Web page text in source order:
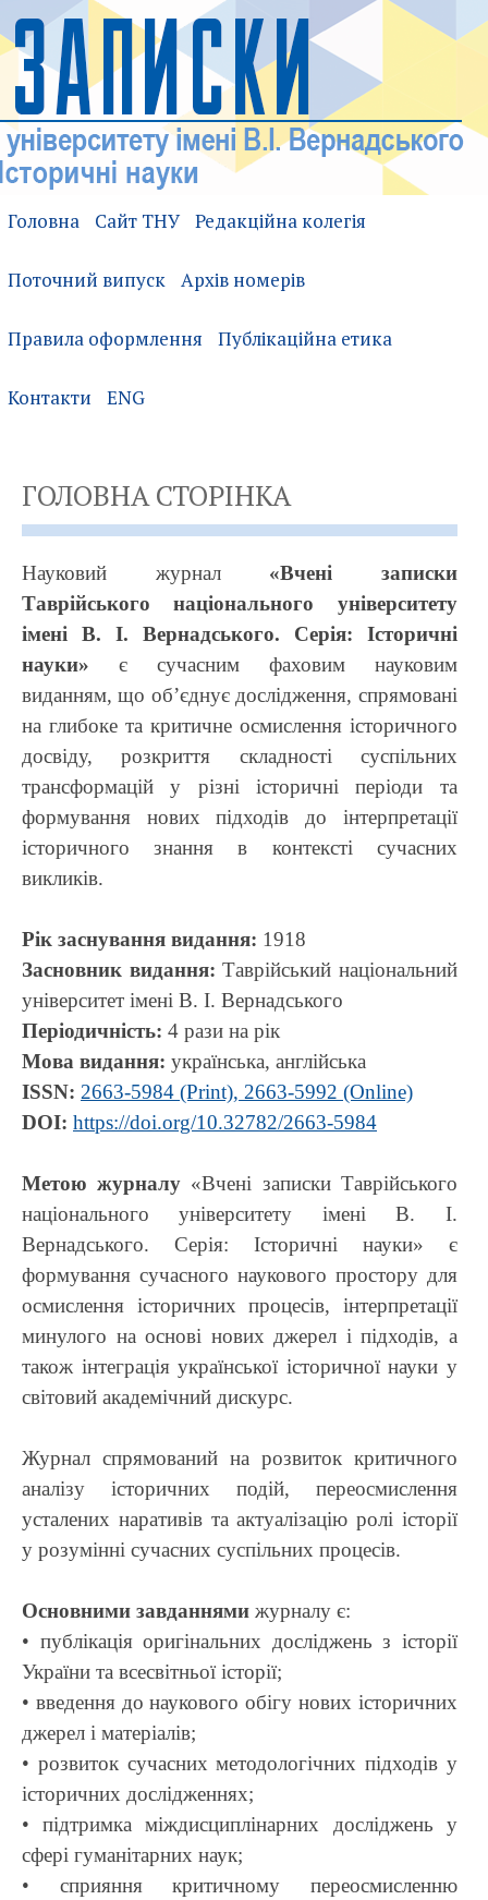
Головна Сайт ТНУ Редакційна колегія
Поточний випуск Архів номерів
Правила оформлення Публікаційна етика
Контакти ENG
ГОЛОВНА СТОРІНКА
Науковий журнал «Вчені записки
Таврійського національного університету
імені В. І. Вернадського. Серія: Історичні
науки» є сучасним фаховим науковим
виданням, що об’єднує дослідження, спрямовані
на глибоке та критичне осмислення історичного
досвіду, розкриття складності суспільних
трансформацій у різні історичні періоди та
формування нових підходів до інтерпретації
історичного знання в контексті сучасних
викликів.
Рік заснування видання: 1918
Засновник видання: Таврійський національний
університет імені В. І. Вернадського
Періодичність: 4 рази на рік
Мова видання: українська, англійська
ISSN: 2663-5984 (Print), 2663-5992 (Online)
DOI: https://doi.org/10.32782/2663-5984
Метою журналу «Вчені записки Таврійського
національного університету імені В. І.
Вернадського. Серія: Історичні науки» є
формування сучасного наукового простору для
осмислення історичних процесів, інтерпретації
минулого на основі нових джерел і підходів, а
також інтеграція української історичної науки у
світовий академічний дискурс.
Журнал спрямований на розвиток критичного
аналізу історичних подій, переосмислення
усталених наративів та актуалізацію ролі історії
у розумінні сучасних суспільних процесів.
Основними завданнями журналу є:
• публікація оригінальних досліджень з історії
України та всесвітньої історії;
• введення до наукового обігу нових історичних
джерел і матеріалів;
• розвиток сучасних методологічних підходів у
історичних дослідженнях;
• підтримка міждисциплінарних досліджень у
сфері гуманітарних наук;
• сприяння критичному переосмисленню